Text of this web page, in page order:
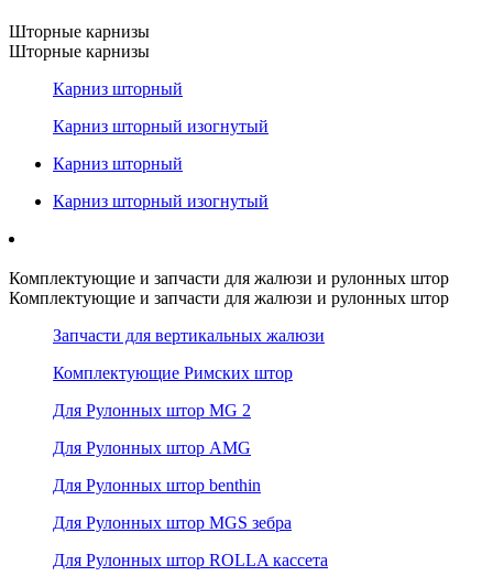
Шторные карнизы
Шторные карнизы
Карниз шторный
Карниз шторный изогнутый
Карниз шторный
Карниз шторный изогнутый
Комплектующие и запчасти для жалюзи и рулонных штор
Комплектующие и запчасти для жалюзи и рулонных штор
Запчасти для вертикальных жалюзи
Комплектующие Римских штор
Для Рулонных штор MG 2
Для Рулонных штор AMG
Для Рулонных штор benthin
Для Рулонных штор MGS зебра
Для Рулонных штор ROLLA кассета